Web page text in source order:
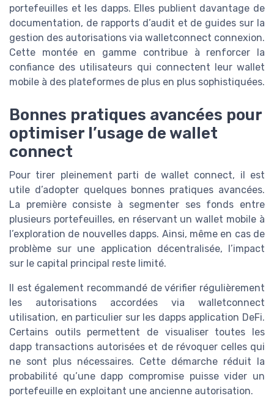
portefeuilles et les dapps. Elles publient davantage de
documentation, de rapports d’audit et de guides sur la
gestion des autorisations via walletconnect connexion.
Cette montée en gamme contribue à renforcer la
confiance des utilisateurs qui connectent leur wallet
mobile à des plateformes de plus en plus sophistiquées.
Bonnes pratiques avancées pour
optimiser l’usage de wallet
connect
Pour tirer pleinement parti de wallet connect, il est
utile d’adopter quelques bonnes pratiques avancées.
La première consiste à segmenter ses fonds entre
plusieurs portefeuilles, en réservant un wallet mobile à
l’exploration de nouvelles dapps. Ainsi, même en cas de
problème sur une application décentralisée, l’impact
sur le capital principal reste limité.
Il est également recommandé de vérifier régulièrement
les autorisations accordées via walletconnect
utilisation, en particulier sur les dapps application DeFi.
Certains outils permettent de visualiser toutes les
dapp transactions autorisées et de révoquer celles qui
ne sont plus nécessaires. Cette démarche réduit la
probabilité qu’une dapp compromise puisse vider un
portefeuille en exploitant une ancienne autorisation.